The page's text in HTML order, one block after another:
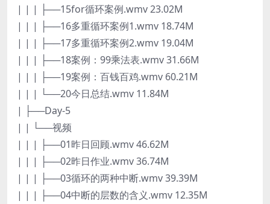
| | | ├──15for循环案例.wmv 23.02M
| | | ├──16多重循环案例1.wmv 18.74M
| | | ├──17多重循环案例2.wmv 19.04M
| | | ├──18案例：99乘法表.wmv 31.66M
| | | ├──19案例：百钱百鸡.wmv 60.21M
| | | └──20今日总结.wmv 11.84M
| ├──Day-5
| | └──视频
| | | ├──01昨日回顾.wmv 46.62M
| | | ├──02昨日作业.wmv 36.74M
| | | ├──03循环的两种中断.wmv 39.39M
| | | ├──04中断的层数的含义.wmv 12.35M